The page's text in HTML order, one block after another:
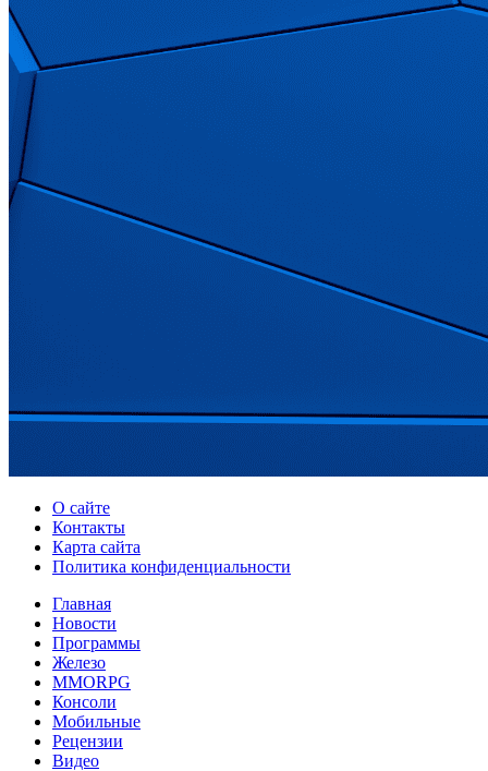
О сайте
Контакты
Карта сайта
Политика конфиденциальности
Главная
Новости
Программы
Железо
MMORPG
Консоли
Мобильные
Рецензии
Видео